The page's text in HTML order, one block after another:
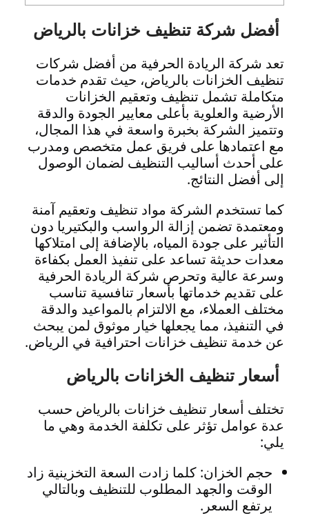
أفضل شركة تنظيف خزانات بالرياض
تعد شركة الريادة الحرفية من أفضل شركات
تنظيف الخزانات بالرياض، حيث تقدم خدمات
متكاملة تشمل تنظيف وتعقيم الخزانات
الأرضية والعلوية بأعلى معايير الجودة والدقة
وتتميز الشركة بخبرة واسعة في هذا المجال،
مع اعتمادها على فريق عمل متخصص ومدرب
على أحدث أساليب التنظيف لضمان الوصول
إلى أفضل النتائج.
كما تستخدم الشركة مواد تنظيف وتعقيم آمنة
ومعتمدة تضمن إزالة الرواسب والبكتيريا دون
التأثير على جودة المياه، بالإضافة إلى امتلاكها
معدات حديثة تساعد على تنفيذ العمل بكفاءة
وسرعة عالية وتحرص شركة الريادة الحرفية
على تقديم خدماتها بأسعار تنافسية تناسب
مختلف العملاء، مع الالتزام بالمواعيد والدقة
في التنفيذ، مما يجعلها خيار موثوق لمن يبحث
عن خدمة تنظيف خزانات احترافية في الرياض.
أسعار تنظيف الخزانات بالرياض
تختلف أسعار تنظيف خزانات بالرياض حسب
عدة عوامل تؤثر على تكلفة الخدمة وهي ما
يلي:
حجم الخزان: كلما زادت السعة التخزينية زاد
الوقت والجهد المطلوب للتنظيف وبالتالي
يرتفع السعر.